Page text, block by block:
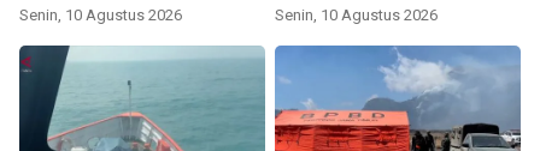
Senin, 10 Agustus 2026 Senin, 10 Agustus 2026